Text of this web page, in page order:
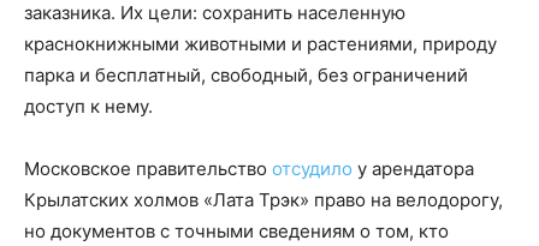
заказника. Их цели: сохранить населенную
краснокнижными животными и растениями, природу
парка и бесплатный, свободный, без ограничений
доступ к нему.
Московское правительство отсудило у арендатора
Крылатских холмов «Лата Трэк» право на велодорогу,
но документов с точными сведениям о том, кто